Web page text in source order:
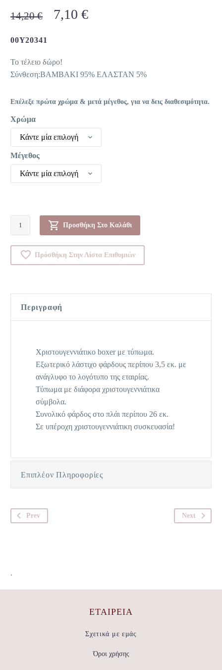
14,20€
Original
14,20 €.
7,10 €Η
7,10 €.
00Y20341
Το τέλειο δώρο!
Σύνθεση:ΒΑΜΒΑΚΙ 95% ΕΛΑΣΤΑΝ 5%
Επέλεξε πρώτα χρώμα & μετά μέγεθος, για να δεις διαθεσιμότητα.
Χρώμα
Κάντε μία επιλογή
Μέγεθος
Κάντε μία επιλογή
Boxer-
00Y20341
ποσότητα
Προσθήκη Στο Καλάθι
Πρόσθήκη Στην Λίστα Επιθυμιών
Περιγραφή
Χριστουγεννιάτικο boxer με τύπωμα.
Εξωτερικό λάστιχο φάρδους περίπου 3,5 εκ. με
ανάγλυφο το λογότυπο της εταιρίας.
Τύπωμα με διάφορα χριστουγεννιάτικα
σύμβολα.
Συνολικό φάρδος στο πλάι περίπου 26 εκ.
Σε υπέροχη χριστουγεννιάτικη συσκευασία!
Επιπλέον Πληροφορίες
Prev Next
.
ΕΤΑΙΡΕΊΑ
Σχετικά με εμάς
Όροι χρήσης